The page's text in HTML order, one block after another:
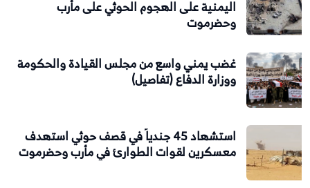
اليمنية على الهجوم الحوثي على مأرب
وحضرموت
غضب يمني واسع من مجلس القيادة والحكومة
ووزارة الدفاع (تفاصيل)
استشهاد 45 جندياً في قصف حوثي استهدف
معسكرين لقوات الطوارئ في مأرب وحضرموت